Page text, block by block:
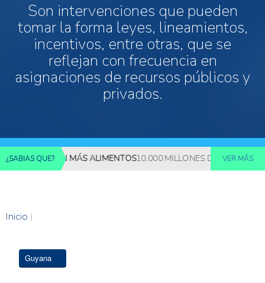
Son intervenciones que pueden
tomar la forma leyes, lineamientos,
incentivos, entre otras, que se
reflejan con frecuencia en
asignaciones de recursos públicos y
privados.
¿SABIAS QUE?MÁS ALIMENTOS10.000 MILLONES DE PERSONAS
VER MÁS
Inicio |
Guyana